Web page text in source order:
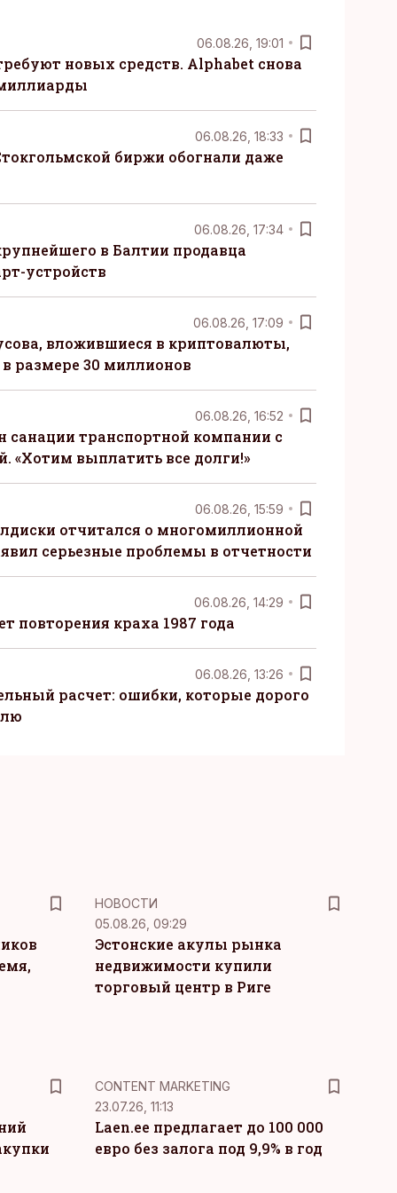
06.08.26, 19:01
новых средств. Alphabet снова
06.08.26, 18:33
биржи обогнали даже
06.08.26, 17:34
в Балтии продавца
устройств
06.08.26, 17:09
вложившиеся в криптовалюты,
размере 30 миллионов
06.08.26, 16:52
санации транспортной компании с
«Хотим выплатить все долги!»
06.08.26, 15:59
отчитался о многомиллионной
серьезные проблемы в отчетности
06.08.26, 14:29
повторения краха 1987 года
06.08.26, 13:26
расчет: ошибки, которые дорого
НОВОСТИ
05.08.26, 09:29
Эстонские акулы рынка
недвижимости купили
торговый центр в Риге
KM
CONTENT MARKETING
23.07.26, 11:13
Laen.ee предлагает до 100 000
евро без залога под 9,9% в год